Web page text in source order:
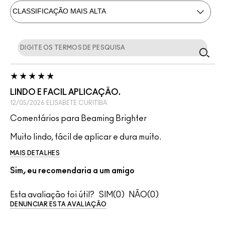
LINDO E FACIL APLICAÇÃO.
12/05/2026 ELISABETE CURITIBA
Comentários para Beaming Brighter
Muito lindo, fácil de aplicar e dura muito.
MAIS DETALHES
Sim, eu recomendaria a um amigo
Esta avaliação foi útil? 0 0
DENUNCIAR ESTA AVALIAÇÃO